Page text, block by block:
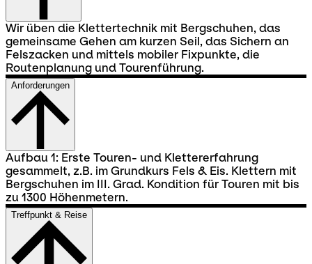
Wir üben die Klettertechnik mit Bergschuhen, das
gemeinsame Gehen am kurzen Seil, das Sichern an
Felszacken und mittels mobiler Fixpunkte, die
Routenplanung und Tourenführung.
Anforderungen
Aufbau 1: Erste Touren- und Klettererfahrung
gesammelt, z.B. im Grundkurs Fels & Eis. Klettern mit
Bergschuhen im III. Grad. Kondition für Touren mit bis
zu 1300 Höhenmetern.
Treffpunkt & Reise